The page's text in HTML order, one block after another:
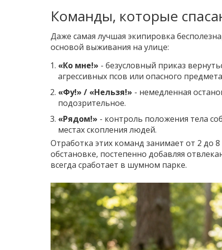
Команды, которые
Даже самая лучшая экипировка
основой выживания на улице:
«Ко мне!» - безусловный приказ
агрессивных псов или опасного
«Фу!» / «Нельзя!» - немедленная
подозрительное.
«Рядом!» - контроль положения тела
местах скопления людей.
Отработка этих команд занимает от 2 до
обстановке, постепенно добавляя
всегда сработает в шумном парке.